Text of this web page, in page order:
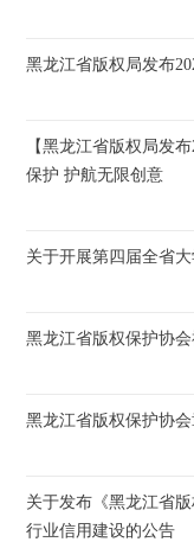
黑龙江省版权局发布
【黑龙江省版权局发
保护 护航无限创意
关于开展第四届全省
黑龙江省版权保护协
黑龙江省版权保护协会
关于发布《黑龙江省
行业信用建设的公告